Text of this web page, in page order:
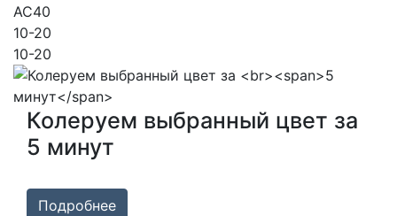
AC40
10-20
10-20
Колеруем выбранный цвет за
5 минут
Подробнее